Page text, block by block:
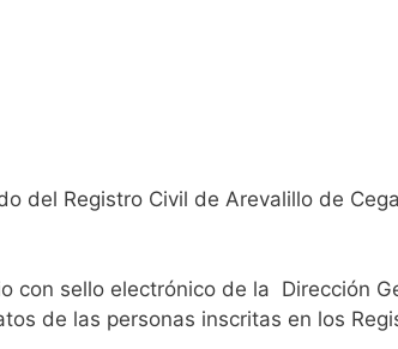
del Registro Civil de Arevalillo de
sello electrónico de la Dirección
de las personas inscritas en los